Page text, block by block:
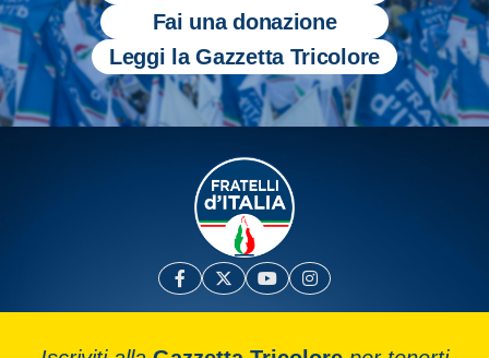
Fai una donazione
Leggi la Gazzetta Tricolore